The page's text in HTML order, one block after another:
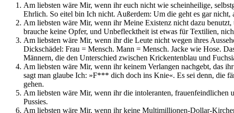
Am liebsten wäre Mir, wenn ihr euch nicht wie scheinheilige,
Ehrlich. So eitel bin Ich nicht. Außerdem: Um die geht es gar nicht,
Am liebsten wäre Mir, wenn ihr Meine Existenz nicht dazu
brauche keine Opfer, und Unbeflecktheit ist etwas für Textilien,
Am liebsten wäre Mir, wenn ihr die Leute nicht wegen ihres
Dickschädel: Frau = Mensch. Mann = Mensch. Jacke wie Hose.
Männern, die den Unterschied zwischen Krickentenblau und
Am liebsten wäre Mir, wenn ihr keinem Verlangen nachgebt, das
sagt man glaube Ich: »F*** dich doch ins Knie«. Es sei denn, die
gehen.
Am liebsten wäre Mir, wenn ihr die intoleranten, frauenfeindlichen
Pussies.
Am liebsten wäre Mir, wenn ihr keine Multimillionen-Dollar-